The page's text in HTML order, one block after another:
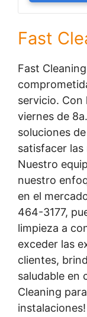
Fast
Fast
servicio. Con
viernes de
soluciones
satisfacer las
Nuestro
nuestro
en el
464-3177,
limpieza a
exceder las
clientes,
saludable en
Cleaning
instalaciones!